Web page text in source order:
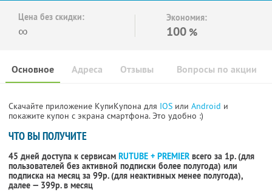
Цена без скидки:
∞
Экономия:
100 %
Основное Отзывы Вопросы по акции
Адреса
Скачайте приложение КупиКупона для IOS или Android и
покажите купон с экрана смартфона. Это удобно :)
ЧТО ВЫ ПОЛУЧИТЕ
45 дней доступа к сервисам RUTUBE + PREMIER всего за 1р. (для
пользователей без активной подписки более полугода) или
подписка на месяц за 99р. (для неактивных менее полугода),
далее — 399р. в месяц